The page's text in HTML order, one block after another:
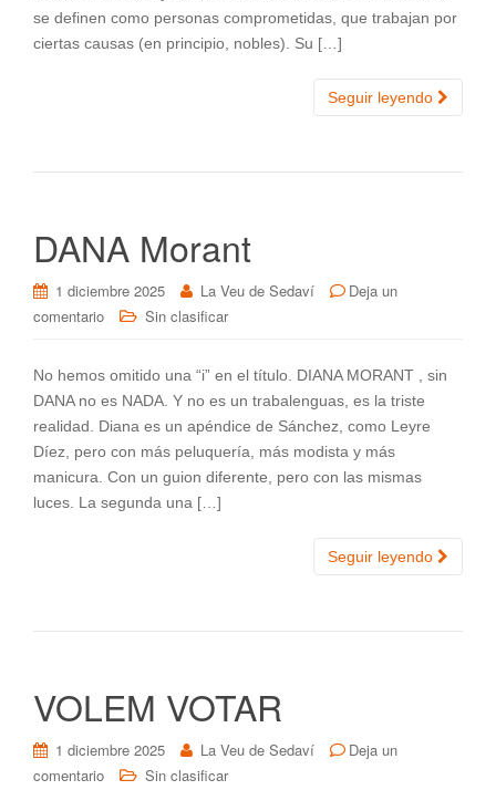
se definen como personas comprometidas, que trabajan por
ciertas causas (en principio, nobles). Su […]
Seguir leyendo
DANA Morant
1 diciembre 2025 La Veu de Sedaví
Deja un
comentario
Sin clasificar
No hemos omitido una “i” en el título. DIANA MORANT , sin
DANA no es NADA. Y no es un trabalenguas, es la triste
realidad. Diana es un apéndice de Sánchez, como Leyre
Díez, pero con más peluquería, más modista y más
manicura. Con un guion diferente, pero con las mismas
luces. La segunda una […]
Seguir leyendo
VOLEM VOTAR
1 diciembre 2025 La Veu de Sedaví
Deja un
comentario
Sin clasificar